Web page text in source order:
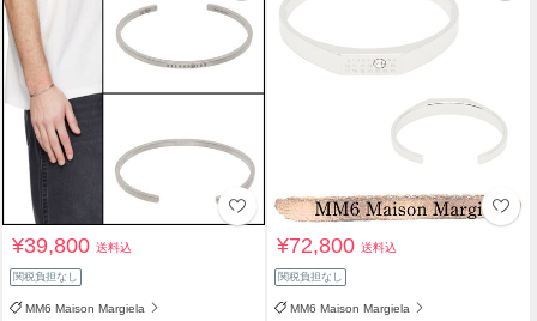
¥39,800送料込
関税負担なし
MM6 Maison Margiela
¥72,800送料込
関税負担なし
MM6 Maison Margiela